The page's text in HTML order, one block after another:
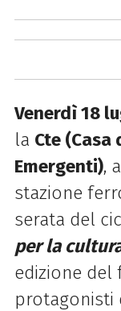
Venerdì 18
la Cte
Emergenti), a
stazione
serata del
per la
edizione del
protagonisti